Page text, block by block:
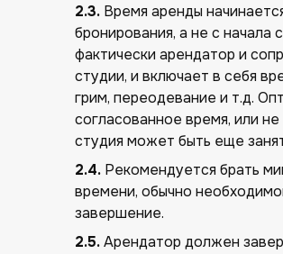
2.3. Время аренды
бронирования, а не с начала
фактически арендатор и
студии, и включает в себя
грим, переодевание и т.д.
согласованное время, или
студия может быть еще
2.4. Рекомендуется брать
времени, обычно
завершение.
2.5.Арендатор должен